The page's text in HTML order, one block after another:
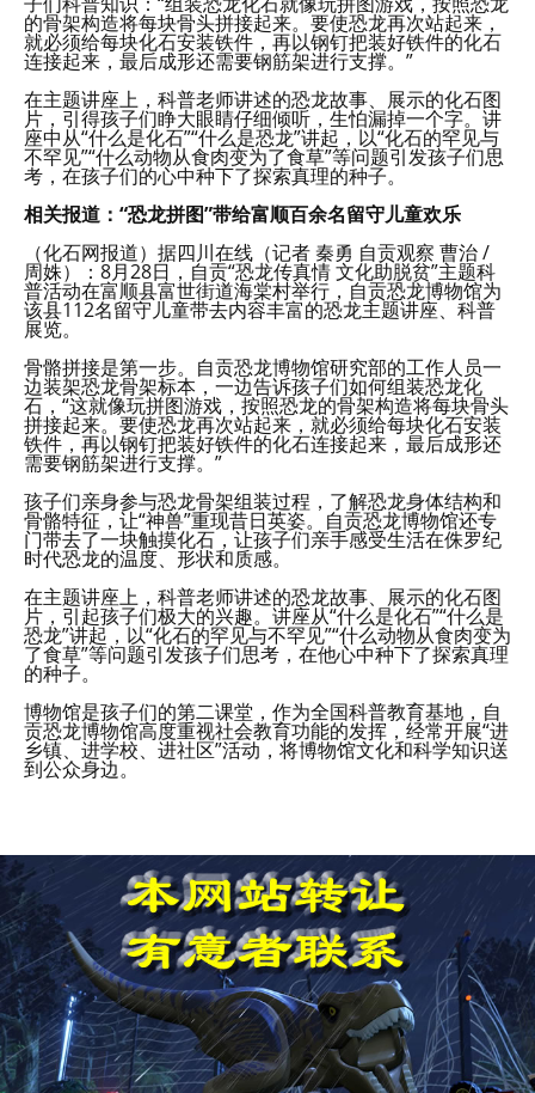
的骨架构造将每块骨头拼接起来。要使恐龙再次站起来，
就必须给每块化石安装铁件，再以钢钉把装好铁件的化石
连接起来，最后成形还需要钢筋架进行支撑。”
在主题讲座上，科普老师讲述的恐龙故事、展示的化石图
片，引得孩子们睁大眼睛仔细倾听，生怕漏掉一个字。讲
座中从“什么是化石”“什么是恐龙”讲起，以“化石的罕见与
不罕见”“什么动物从食肉变为了食草”等问题引发孩子们思
考，在孩子们的心中种下了探索真理的种子。
相关报道：“恐龙拼图”带给富顺百余名留守儿童欢乐
（化石网报道）据四川在线（记者 秦勇 自贡观察 曹治 /
周姝）：8月28日，自贡“恐龙传真情 文化助脱贫”主题科
普活动在富顺县富世街道海棠村举行，自贡恐龙博物馆为
该县112名留守儿童带去内容丰富的恐龙主题讲座、科普
展览。
骨骼拼接是第一步。自贡恐龙博物馆研究部的工作人员一
边装架恐龙骨架标本，一边告诉孩子们如何组装恐龙化
石，“这就像玩拼图游戏，按照恐龙的骨架构造将每块骨头
拼接起来。要使恐龙再次站起来，就必须给每块化石安装
铁件，再以钢钉把装好铁件的化石连接起来，最后成形还
需要钢筋架进行支撑。”
孩子们亲身参与恐龙骨架组装过程，了解恐龙身体结构和
骨骼特征，让“神兽”重现昔日英姿。自贡恐龙博物馆还专
门带去了一块触摸化石，让孩子们亲手感受生活在侏罗纪
时代恐龙的温度、形状和质感。
在主题讲座上，科普老师讲述的恐龙故事、展示的化石图
片，引起孩子们极大的兴趣。讲座从“什么是化石”“什么是
恐龙”讲起，以“化石的罕见与不罕见”“什么动物从食肉变为
了食草”等问题引发孩子们思考，在他心中种下了探索真理
的种子。
博物馆是孩子们的第二课堂，作为全国科普教育基地，自
贡恐龙博物馆高度重视社会教育功能的发挥，经常开展“进
乡镇、进学校、进社区”活动，将博物馆文化和科学知识送
到公众身边。